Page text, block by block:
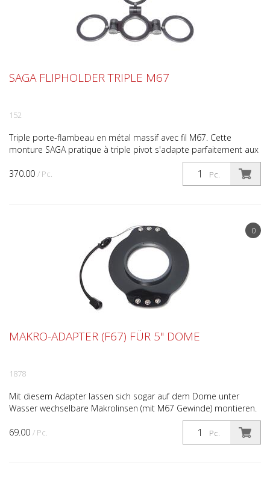
370.00 / Pc. Pc.
SAGA FLIPHOLDER TRIPLE M67
152
Triple porte-flambeau en métal massif avec fil M67. Cette
monture SAGA pratique à triple pivot s'adapte parfaitement aux
ports dont le filetage est de 67 mm. Avec ce trip...
0
69.00 / Pc. Pc.
MAKRO-ADAPTER (F67) FÜR 5'' DOME
1878
Mit diesem Adapter lassen sich sogar auf dem Dome unter
Wasser wechselbare Makrolinsen (mit M67 Gewinde) montieren.
Der Adapter wird einfach mittels einer variablen Klemm...